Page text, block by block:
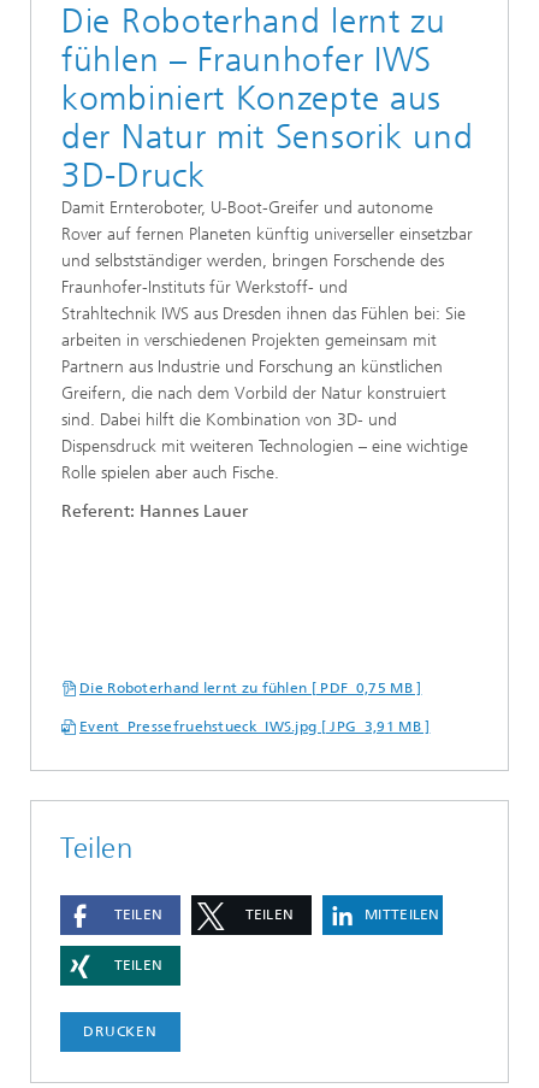
Die Roboterhand lernt zu
fühlen – Fraunhofer IWS
kombiniert Konzepte aus
der Natur mit Sensorik und
3D-Druck
Damit Ernteroboter, U-Boot-Greifer und autonome
Rover auf fernen Planeten künftig universeller einsetzbar
und selbstständiger werden, bringen Forschende des
Fraunhofer-Instituts für Werkstoff- und
Strahltechnik IWS aus Dresden ihnen das Fühlen bei: Sie
arbeiten in verschiedenen Projekten gemeinsam mit
Partnern aus Industrie und Forschung an künstlichen
Greifern, die nach dem Vorbild der Natur konstruiert
sind. Dabei hilft die Kombination von 3D- und
Dispensdruck mit weiteren Technologien – eine wichtige
Rolle spielen aber auch Fische.
Referent: Hannes Lauer
Die Roboterhand lernt zu fühlen [ PDF 0,75 MB ]
Event_Pressefruehstueck_IWS.jpg [ JPG 3,91 MB ]
Teilen
TEILEN TEILEN MITTEILEN
TEILEN
DRUCKEN